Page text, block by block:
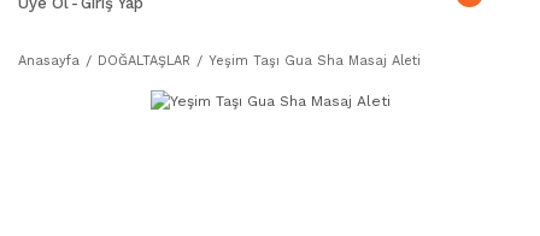
Anasayfa DOĞALTAŞLAR Yeşim Taşı Gua Sha Masaj Aleti